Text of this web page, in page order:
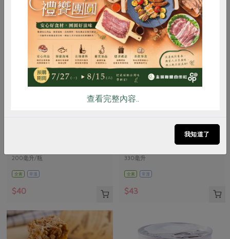
200毫升/瓶
全素 常溫
$40
330毫升
全素 常溫
$43
惜食 RPET 食譜 減硝酸鹽
雞蛋 食安 共同購買
查看完整內容..
我知道了